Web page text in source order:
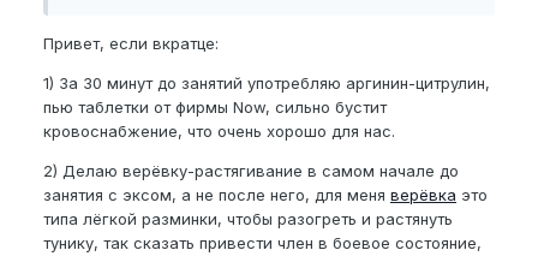
Привет, если вкратце:
1) За 30 минут до занятий употребляю аргинин-цитрулин,
пью таблетки от фирмы Now, сильно бустит
кровоснабжение, что очень хорошо для нас.
2) Делаю верёвку-растягивание в самом начале до
занятия с эксом, а не после него, для меня верёвка это
типа лёгкой разминки, чтобы разогреть и растянуть
тунику, так сказать привести член в боевое состояние,